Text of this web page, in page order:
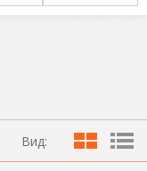
Вид: